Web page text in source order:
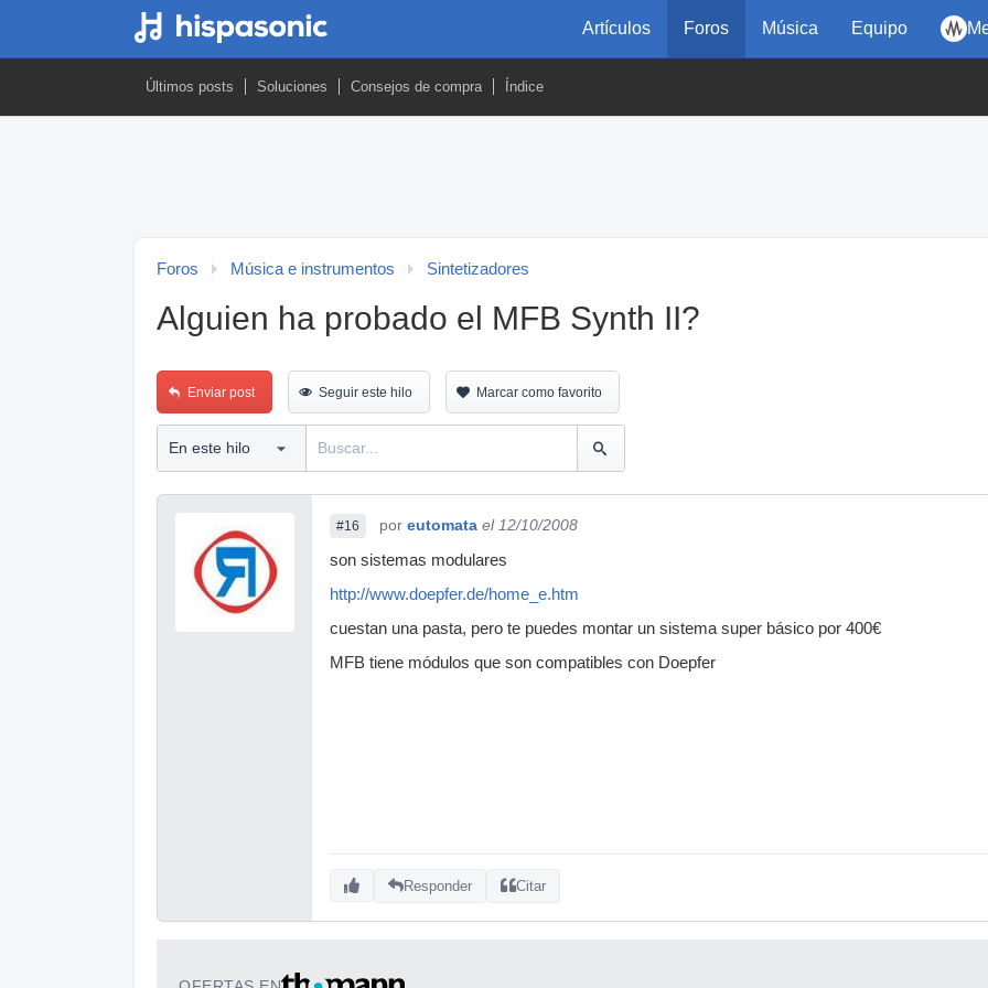
Artículos Foros Música Equipo
Últimos posts Soluciones Consejos de compra Índice
Foros Música e instrumentos Sintetizadores
Alguien ha probado el MFB Synth II?
Enviar post Seguir este hilo Marcar como favorito
#16 por eutomata el 12/10/2008
son sistemas modulares
http://www.doepfer.de/home_e.htm
cuestan una pasta, pero te puedes montar un sistema super básico por 400€
MFB tiene módulos que son compatibles con Doepfer
Responder Citar